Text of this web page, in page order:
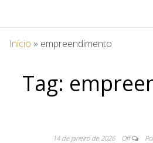
Início » empreendimento
Tag:
14 de janeiro de 2026 Off